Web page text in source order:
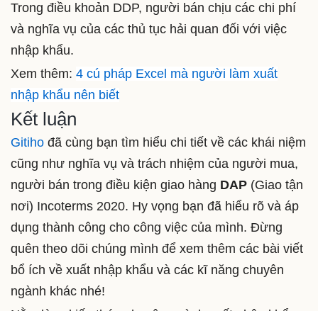
Trong điều khoản DDP, người bán chịu các chi phí
và nghĩa vụ của các thủ tục hải quan đối với việc
nhập khẩu.
Xem thêm: 4 cú pháp Excel mà người làm xuất
nhập khẩu nên biết
Kết luận
Gitiho đã cùng bạn tìm hiểu chi tiết về các khái niệm
cũng như nghĩa vụ và trách nhiệm của người mua,
người bán trong điều kiện giao hàng DAP (Giao tận
nơi) Incoterms 2020. Hy vọng bạn đã hiểu rõ và áp
dụng thành công cho công việc của mình. Đừng
quên theo dõi chúng mình để xem thêm các bài viết
bổ ích về xuất nhập khẩu và các kĩ năng chuyên
ngành khác nhé!